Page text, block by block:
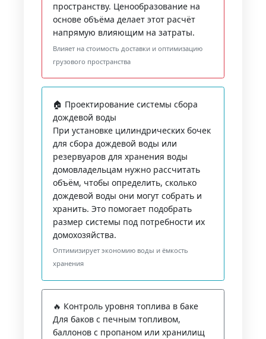
пространству. Ценообразование на
основе объёма делает этот расчёт
напрямую влияющим на затраты.
Влияет на стоимость доставки и оптимизацию
грузового пространства
🏠 Проектирование системы сбора
дождевой воды
При установке цилиндрических бочек
для сбора дождевой воды или
резервуаров для хранения воды
домовладельцам нужно рассчитать
объём, чтобы определить, сколько
дождевой воды они могут собрать и
хранить. Это помогает подобрать
размер системы под потребности их
домохозяйства.
Оптимизирует экономию воды и ёмкость
хранения
🔥 Контроль уровня топлива в баке
Для баков с печным топливом,
баллонов с пропаном или хранилищ